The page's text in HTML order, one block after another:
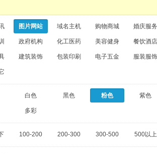
图片网站 域名主机 购物商城 婚庆服务
政府机构 化工医药 美容健身 餐饮酒店
建筑装饰 包装印刷 电子五金 服装服饰
白色 黑色 粉色 紫色
多彩
100-200 200-300 300-500 500以上